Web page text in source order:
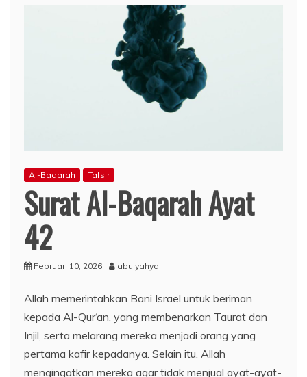
Al-Baqarah Tafsir
Surat Al-Baqarah Ayat
42
Februari 10, 2026 abu yahya
Allah memerintahkan Bani Israel untuk beriman
kepada Al-Qur‘an, yang membenarkan Taurat dan
Injil, serta melarang mereka menjadi orang yang
pertama kafir kepadanya. Selain itu, Allah
mengingatkan mereka agar tidak menjual ayat-ayat-